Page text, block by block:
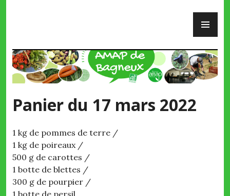
Panier du 17 mars 2022
1 kg de pommes de terre /
1 kg de poireaux /
500 g de carottes /
1 botte de blettes /
300 g de pourpier /